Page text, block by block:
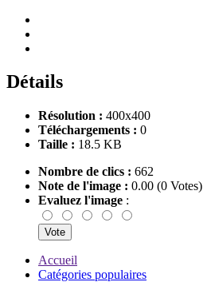
Détails
Résolution : 400x400
Téléchargements : 0
Taille : 18.5 KB
Nombre de clics : 662
Note de l'image : 0.00 (0 Votes)
Evaluez l'image :
Accueil
Catégories populaires